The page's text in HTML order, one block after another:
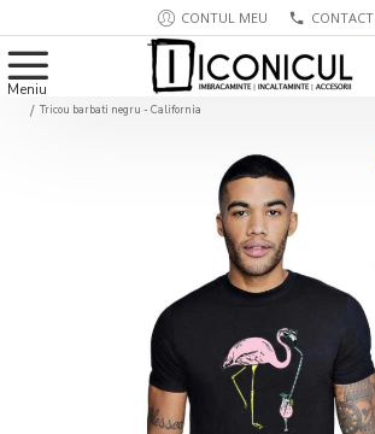
CONTUL MEU CONTACT
Tricou barbati negru - California